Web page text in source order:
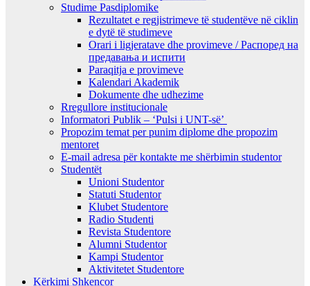
Studime Pasdiplomike
Rezultatet e regjistrimeve të studentëve në ciklin
e dytë të studimeve
Orari i ligjeratave dhe provimeve / Распоред на
предавањa и испити
Paraqitja e provimeve
Kalendari Akademik
Dokumente dhe udhezime
Rregullore institucionale
Informatori Publik – ‘Pulsi i UNT-së’
Propozim temat per punim diplome dhe propozim
mentoret
E-mail adresa për kontakte me shërbimin studentor
Studentët
Unioni Studentor
Statuti Studentor
Klubet Studentore
Radio Studenti
Revista Studentore
Alumni Studentor
Kampi Studentor
Aktivitetet Studentore
Kërkimi Shkencor